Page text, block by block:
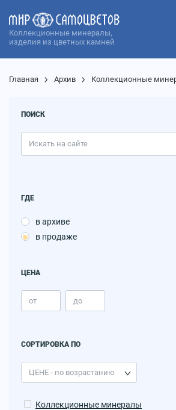
Коллекционные минералы,
изделия из цветных камней
Главная Архив Коллекционные
ПОИСК
ГДЕ
в архиве
в продаже
ЦЕНА
СОРТИРОВКА ПО
Коллекционные минералы